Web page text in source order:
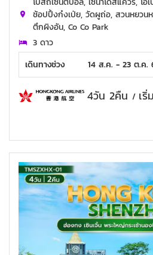
ช้อปปิ้งก๋งเป่ย, วัดผูถ่อ, สวนหยวน
ตึกผิงอัน, Co Co Park
3 ดาว
เดินทางช่วง
14 ส.ค. - 23 ต.ค.
4วัน 2คืน / เ